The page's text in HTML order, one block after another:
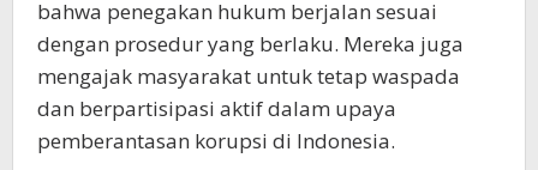
bahwa penegakan hukum berjalan sesuai
dengan prosedur yang berlaku. Mereka juga
mengajak masyarakat untuk tetap waspada
dan berpartisipasi aktif dalam upaya
pemberantasan korupsi di Indonesia.